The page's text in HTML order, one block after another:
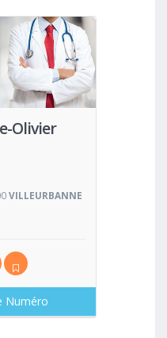
Olivier
Voir
VILLEURBANNE
Numéro